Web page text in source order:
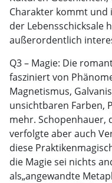
Charakter kommt und
der Lebensschicksale
außerordentlich
Q3 – Magie: Die
fasziniert von
Magnetismus,
unsichtbaren Farben,
mehr. Schopenhauer,
verfolgte aber auch
diese
die Magie sei nichts
als„angewandte